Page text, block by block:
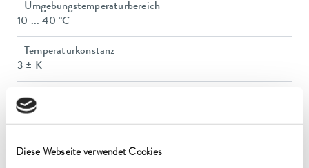
Diese Webseite verwendet Cookies
Umgebungstemperaturbereich
10 ... 40 °C
Temperaturkonstanz
3 ± K
Heizleistung max.
1,5 kW
1,5 kW